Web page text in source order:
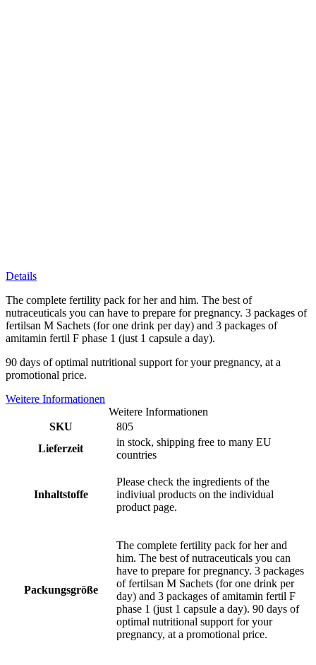
Details
The complete fertility pack for her and him. The best of
nutraceuticals you can have to prepare for pregnancy. 3 packages of
fertilsan M Sachets (for one drink per day) and 3 packages of
amitamin fertil F phase 1 (just 1 capsule a day).
90 days of optimal nutritional support for your pregnancy, at a
promotional price.
Weitere Informationen
Weitere Informationen
SKU
805
Lieferzeit
in stock, shipping free to many EU
countries
Inhaltstoffe
Please check the ingredients of the
indiviual products on the individual
product page.
Packungsgröße
The complete fertility pack for her and
him. The best of nutraceuticals you can
have to prepare for pregnancy. 3 packages
of fertilsan M Sachets (for one drink per
day) and 3 packages of amitamin fertil F
phase 1 (just 1 capsule a day). 90 days of
optimal nutritional support for your
pregnancy, at a promotional price.